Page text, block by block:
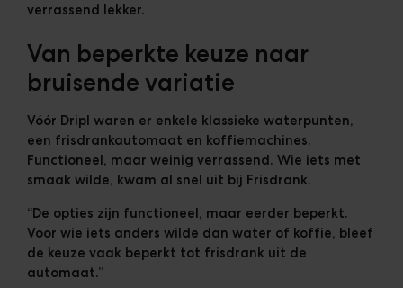
verrassend lekker.
Van beperkte keuze naar
bruisende variatie
Vóór Dripl waren er enkele klassieke waterpunten,
een frisdrankautomaat en koffiemachines.
Functioneel, maar weinig verrassend. Wie iets met
smaak wilde, kwam al snel uit bij Frisdrank.
“De opties zijn functioneel, maar eerder beperkt.
Voor wie iets anders wilde dan water of koffie, bleef
de keuze vaak beperkt tot frisdrank uit de
automaat.”